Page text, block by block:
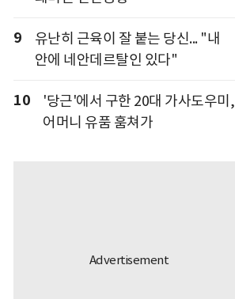
9
유난히 근육이 잘 붙는 당신... "내
안에 네안데르탈인 있다"
10
'당근'에서 구한 20대 가사도우미,
어머니 유품 훔쳐가